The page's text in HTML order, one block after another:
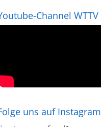
Channel WTTV
uns auf Instagram